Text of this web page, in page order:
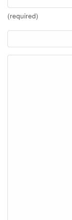
(required)